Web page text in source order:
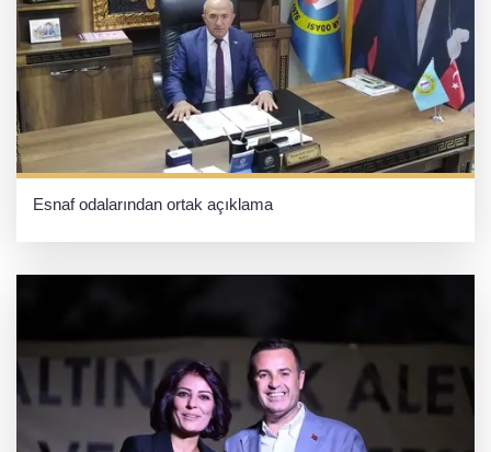
Esnaf odalarından ortak açıklama